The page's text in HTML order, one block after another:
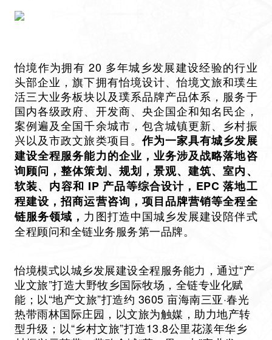
怡境作为拥有 20 多年城乡发展建设经验的行业
头部企业，旗下拥有怡境设计、怡境文旅和璞生
活三大业务板块以及璞系品牌产品体系，服务于
国内各级政府、开发商、央企国企和知名民企，
案例遍及全国千余城市，包含城镇更新、乡村振
兴以及市政文旅类项目。作为一家具有城乡发展
建设全程服务能力的企业，业务涉及战略落地咨
询顾问，整体策划、规划，景观、建筑、室内、
软装、内容和 IP 产品等综合设计，EPC 落地工
程建设，招商运营咨询，项目品牌营销等全程全
链服务领域， 力图打造中国城乡发展建设陪伴式
全程顾问和全链业务服务第一品牌。
怡境模式以城乡发展建设全程服务能力，通过“产
业文旅”打造大野牧乡国际牧场，全链专业化赋
能；以“地产文旅”打造约 3605 亩海南三亚·春光
热带雨林国际庄园，以文旅为触媒，助力地产转
型升级；以“乡村文旅”打造13.8公里花漾年华乡